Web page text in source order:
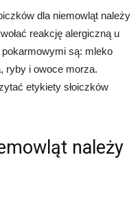
dla niemowląt należy
reakcję alergiczną u
są: mleko
ryby i owoce morza.
etykiety słoiczków
należy